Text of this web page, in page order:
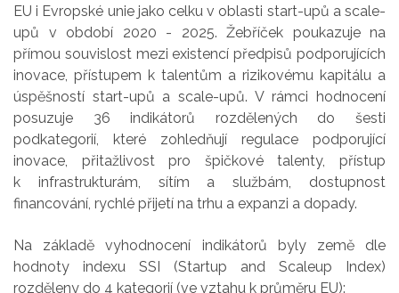
EU i Evropské unie jako celku v oblasti start-upů a scale-
upů v období 2020 - 2025. Žebříček poukazuje na
přímou souvislost mezi existencí předpisů podporujících
inovace, přístupem k talentům a rizikovému kapitálu a
úspěšností start-upů a scale-upů. V rámci hodnocení
posuzuje 36 indikátorů rozdělených do šesti
podkategorií, které zohledňují regulace podporující
inovace, přitažlivost pro špičkové talenty, přístup
k infrastrukturám, sítím a službám, dostupnost
financování, rychlé přijetí na trhu a expanzi a dopady.
Na základě vyhodnocení indikátorů byly země dle
hodnoty indexu SSI (Startup and Scaleup Index)
rozděleny do 4 kategorií (ve vztahu k průměru EU):